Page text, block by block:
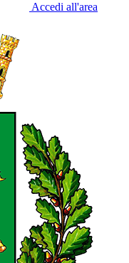
Accedi all'area